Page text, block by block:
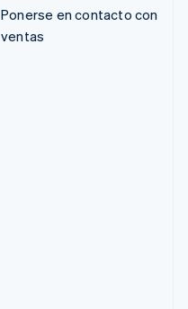
Ponerse en contacto con
ventas